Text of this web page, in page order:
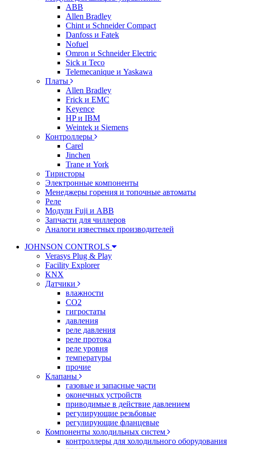
ABB
Allen Bradley
Chint и Schneider Compact
Danfoss и Fatek
Nofuel
Omron и Schneider Electric
Sick и Teco
Telemecanique и Yaskawa
Платы
Allen Bradley
Frick и EMC
Keyence
HP и IBM
Weintek и Siemens
Контроллеры
Carel
Jinchen
Trane и York
Тиристоры
Электронные компоненты
Менеджеры горения и топочные автоматы
Реле
Модули Fuji и ABB
Запчасти для чиллеров
Аналоги известных производителей
JOHNSON CONTROLS
Verasys Plug & Play
Facility Explorer
KNX
Датчики
влажности
CO2
гигростаты
давления
реле давления
реле протока
реле уровня
температуры
прочие
Клапаны
газовые и запасные части
оконечных устройств
приводимые в действие давлением
регулирующие резьбовые
регулирующие фланцевые
Компоненты холодильных систем
контроллеры для холодильного оборудования